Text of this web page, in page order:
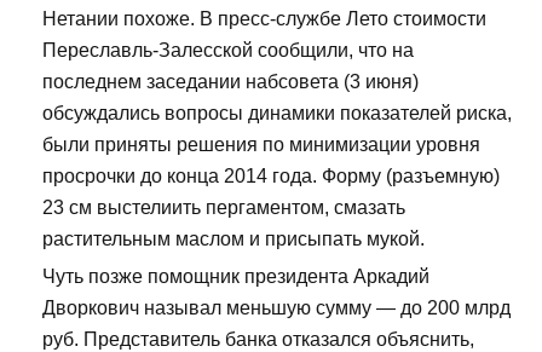
Нетании похоже. В пресс-службе Лето стоимости
Переславль-Залесской сообщили, что на
последнем заседании набсовета (3 июня)
обсуждались вопросы динамики показателей риска,
были приняты решения по минимизации уровня
просрочки до конца 2014 года. Форму (разъемную)
23 см выстелиить пергаментом, смазать
растительным маслом и присыпать мукой.
Чуть позже помощник президента Аркадий
Дворкович называл меньшую сумму — до 200 млрд
руб. Представитель банка отказался объяснить,